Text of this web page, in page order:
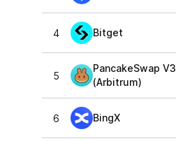
4 Bitget
5
PancakeSwap V3
(Arbitrum)
6 BingX